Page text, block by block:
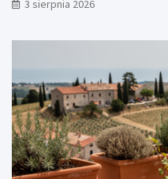
3 sierpnia 2026